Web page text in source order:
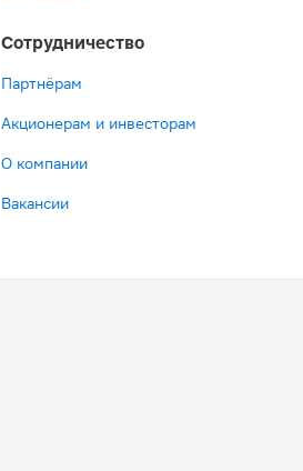
Сотрудничество
Партнёрам
Акционерам и инвесторам
О компании
Вакансии